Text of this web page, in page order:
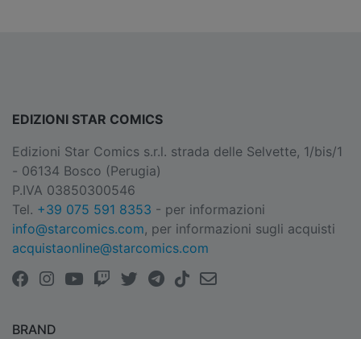
EDIZIONI STAR COMICS
Edizioni Star Comics s.r.l. strada delle Selvette, 1/bis/1
- 06134 Bosco (Perugia)
P.IVA 03850300546
Tel. +39 075 591 8353 - per informazioni
info@starcomics.com, per informazioni sugli acquisti
acquistaonline@starcomics.com
BRAND